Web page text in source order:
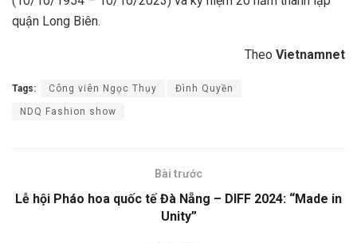
quận Long Biên.
Theo Vietnamnet
Tags: Công viên Ngọc Thụy Đình Quyền
NDQ Fashion show
Bài trước
Lễ hội Pháo hoa quốc tế Đà Nẵng – DIFF 2024: “Made in
Unity”